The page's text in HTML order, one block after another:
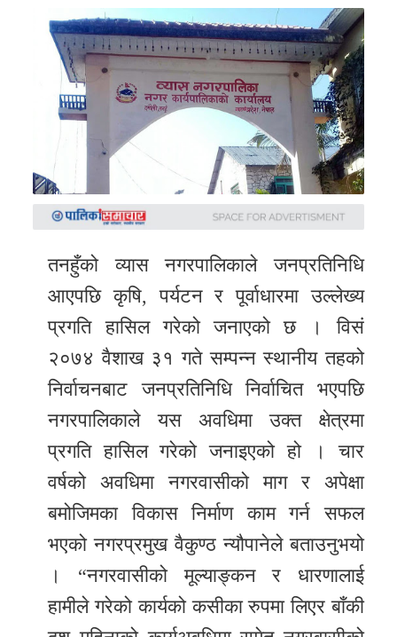
अन्तरवार्ता
समाचार
समाचार
अन्य
समाचार
Preeti
unicode
स्थानीय
English
तनहुँको व्यास नगरपालिकाले जनप्रतिनिधि
आएपछि कृषि, पर्यटन र पूर्वाधारमा उल्लेख्य
प्रगति हासिल गरेको जनाएको छ । विसं
२०७४ वैशाख ३१ गते सम्पन्न स्थानीय तहको
निर्वाचनबाट जनप्रतिनिधि निर्वाचित भएपछि
नगरपालिकाले यस अवधिमा उक्त क्षेत्रमा
प्रगति हासिल गरेको जनाइएको हो । चार
वर्षको अवधिमा नगरवासीको माग र अपेक्षा
बमोजिमका विकास निर्माण काम गर्न सफल
भएको नगरप्रमुख वैकुण्ठ न्यौपानेले बताउनुभयो
। “नगरवासीको मूल्याङ्कन र धारणालाई
हामीले गरेको कार्यको कसीका रुपमा लिएर बाँकी